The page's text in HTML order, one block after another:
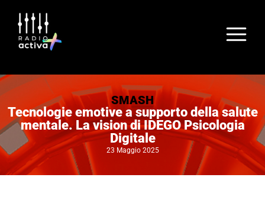
SMASH
Tecnologie emotive a supporto della salute
mentale. La vision di IDEGO Psicologia
Digitale
23 Maggio 2025